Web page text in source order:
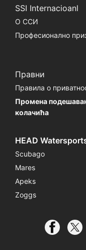
SSI Internacioanl
О ССИ
Професионално
Правни
Правила о
Промена
колачића
HEAD
Scubago
Mares
Apeks
Zoggs